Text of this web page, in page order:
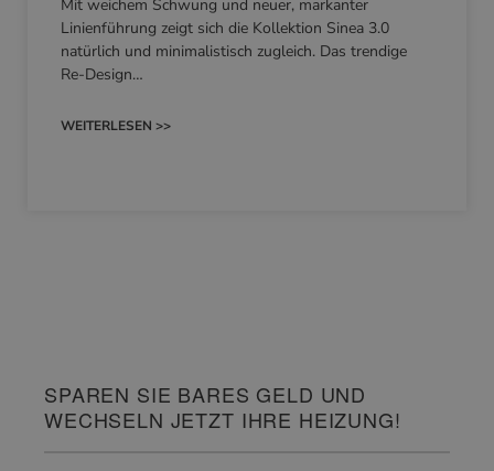
Mit weichem Schwung und neuer, markanter
Linienführung zeigt sich die Kollektion Sinea 3.0
natürlich und minimalistisch zugleich. Das trendige
Re-Design…
WEITERLESEN >>
SPAREN SIE BARES GELD UND
WECHSELN JETZT IHRE HEIZUNG!